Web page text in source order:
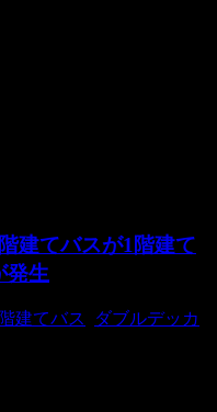
建てバスが1階建て
発生
建てバス
ダブルデッカ